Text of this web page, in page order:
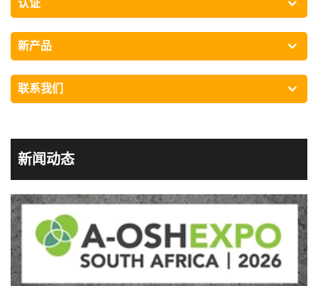
认证
新产品
联系我们
新闻动态